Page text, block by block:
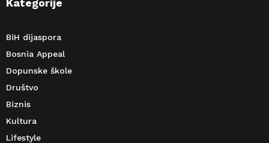
Kategorije
BiH dijaspora
Bosnia Appeal
Dopunske škole
Društvo
Biznis
Kultura
Lifestyle